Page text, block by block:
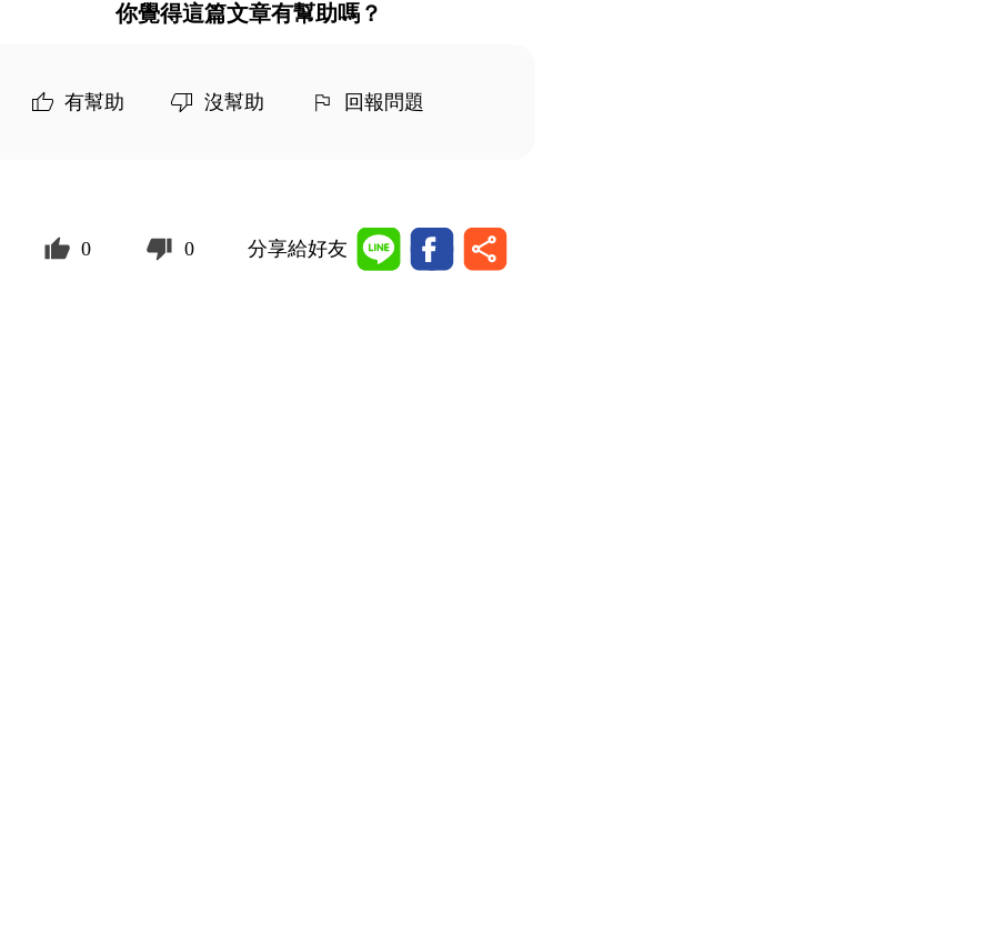
你覺得這篇文章有幫助嗎？
有幫助 沒幫助 回報問題
0 0 分享給好友